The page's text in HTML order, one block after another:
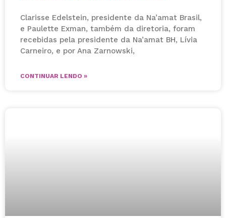
Clarisse Edelstein, presidente da Na’amat Brasil,
e Paulette Exman, também da diretoria, foram
recebidas pela presidente da Na’amat BH, Lívia
Carneiro, e por Ana Zarnowski,
CONTINUAR LENDO »